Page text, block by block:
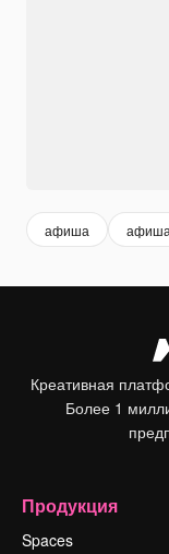
афиша афиша
Креативная
Более 1
Продукция
Spaces